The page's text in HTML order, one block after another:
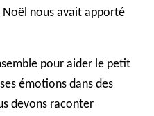
Noël nous avait apporté
pour aider le petit
émotions dans des
devons raconter